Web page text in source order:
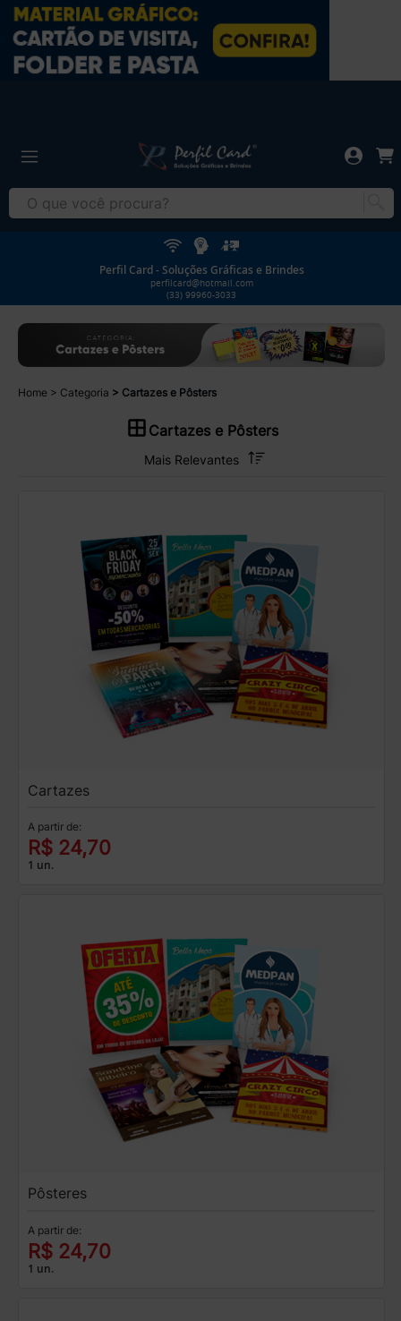
Perfil Card - Soluções Gráficas e Brindes
perfilcard@hotmail.com
(33) 99960-3033
Home Categoria Cartazes e Pôsters
Cartazes e Pôsters
Cartazes
A partir de:
R$ 24,70
1 un.
Pôsteres
A partir de:
R$ 24,70
1 un.